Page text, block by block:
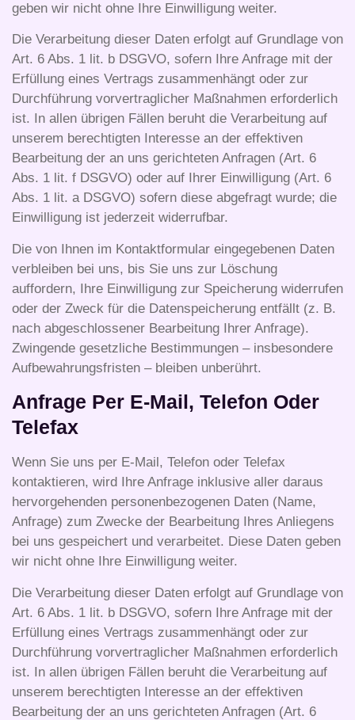
geben wir nicht ohne Ihre Einwilligung weiter.
Die Verarbeitung dieser Daten erfolgt auf Grundlage von
Art. 6 Abs. 1 lit. b DSGVO, sofern Ihre Anfrage mit der
Erfüllung eines Vertrags zusammenhängt oder zur
Durchführung vorvertraglicher Maßnahmen erforderlich
ist. In allen übrigen Fällen beruht die Verarbeitung auf
unserem berechtigten Interesse an der effektiven
Bearbeitung der an uns gerichteten Anfragen (Art. 6
Abs. 1 lit. f DSGVO) oder auf Ihrer Einwilligung (Art. 6
Abs. 1 lit. a DSGVO) sofern diese abgefragt wurde; die
Einwilligung ist jederzeit widerrufbar.
Die von Ihnen im Kontaktformular eingegebenen Daten
verbleiben bei uns, bis Sie uns zur Löschung
auffordern, Ihre Einwilligung zur Speicherung widerrufen
oder der Zweck für die Datenspeicherung entfällt (z. B.
nach abgeschlossener Bearbeitung Ihrer Anfrage).
Zwingende gesetzliche Bestimmungen – insbesondere
Aufbewahrungsfristen – bleiben unberührt.
Anfrage Per E-Mail, Telefon Oder
Telefax
Wenn Sie uns per E-Mail, Telefon oder Telefax
kontaktieren, wird Ihre Anfrage inklusive aller daraus
hervorgehenden personenbezogenen Daten (Name,
Anfrage) zum Zwecke der Bearbeitung Ihres Anliegens
bei uns gespeichert und verarbeitet. Diese Daten geben
wir nicht ohne Ihre Einwilligung weiter.
Die Verarbeitung dieser Daten erfolgt auf Grundlage von
Art. 6 Abs. 1 lit. b DSGVO, sofern Ihre Anfrage mit der
Erfüllung eines Vertrags zusammenhängt oder zur
Durchführung vorvertraglicher Maßnahmen erforderlich
ist. In allen übrigen Fällen beruht die Verarbeitung auf
unserem berechtigten Interesse an der effektiven
Bearbeitung der an uns gerichteten Anfragen (Art. 6